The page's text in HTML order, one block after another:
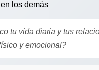
los demás.
tu vida diaria y tus
y emocional?